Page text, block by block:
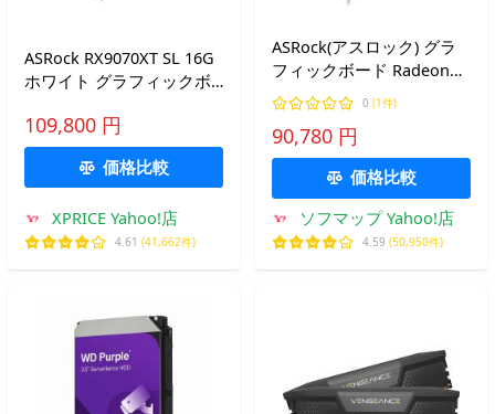
ASRock RX9070XT SL 16G
ホワイト グラフィックボ
109,800 円
価格比較
XPRICE Yahoo!店
4.61 (41,662件)
ASRock(アスロック) グラ
フィックボード Radeon
RX 9060 XT Challenger
16G OC RX9060XT CL
16GO ［Radeon RXシリー
ズ /16GB］ [振込不可][代
引不可]
0 (1件)
90,780 円
価格比較
ソフマップ Yahoo!店
4.59 (50,950件)